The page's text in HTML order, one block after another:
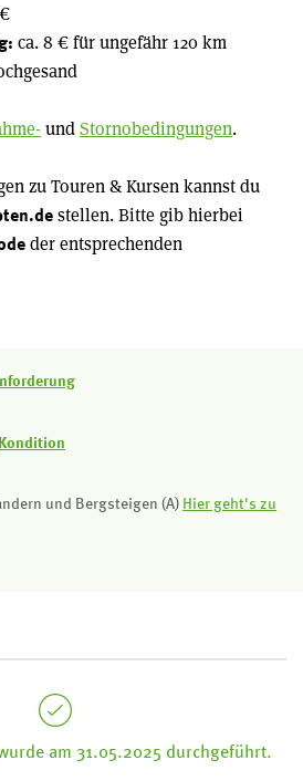
ca. 8 € für ungefähr 120 km
undStornobedingungen.
zu Touren & Kursen kannst du
stellen. Bitte gib hierbei
der entsprechenden
und Bergsteigen (A) Hier geht's zu
am 31.05.2025 durchgeführt.